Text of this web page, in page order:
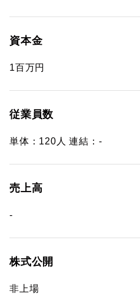
資本金
1百万円
従業員数
単体：120人 連結：-
売上高
-
株式公開
非上場